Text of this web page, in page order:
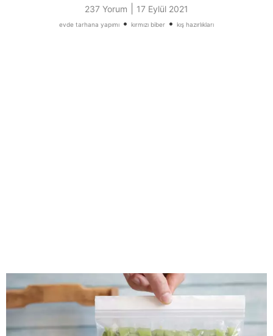
237 Yorum 17 Eylül 2021
evde tarhana yapımı • kırmızı biber • kış hazırlıkları